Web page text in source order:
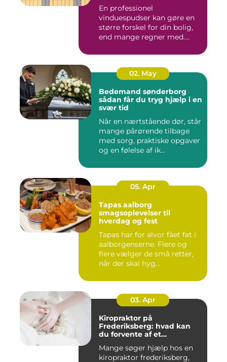
En professionel
vinduespudser kan gøre en
større forskel for din bolig,
end mange regner med.
02. May
Bedemand sønderborg
sådan får du tryg hjælp i en
svær tid
Når en nærtstående dør, står
mange pårørende tilbage
med sorg, praktiske opgaver
og en følelse af ik...
05. Apr
Tapas aalborg
smagsoplevelser til
hverdag og fest
Tapas har for alvor fået fat i
aalborgenserne. Flere og
flere vælger de små retter,
når der skal hyg...
03. Apr
Kiropraktor på
Frederiksberg: hvad kan
du forvente af et
Mange søger hjælp hos en
kiropraktor frederiksberg,